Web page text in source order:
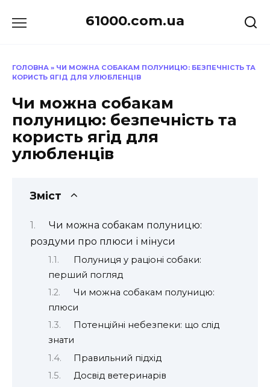
до
61000.com.ua
ГОЛОВНА » ЧИ МОЖНА СОБАКАМ ПОЛУНИЦЮ: БЕЗПЕЧНІСТЬ ТА
КОРИСТЬ ЯГІД ДЛЯ УЛЮБЛЕНЦІВ
Чи можна собакам
полуницю: безпечність та
користь ягід для
улюбленців
Зміст
Чи можна собакам полуницю:
роздуми про плюси і мінуси
Полуниця у раціоні собаки:
перший погляд
Чи можна собакам полуницю:
плюси
Потенційні небезпеки: що слід
знати
Правильний підхід
Досвід ветеринарів